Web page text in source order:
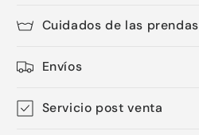
Cuidados de las prendas
Envíos
Servicio post venta